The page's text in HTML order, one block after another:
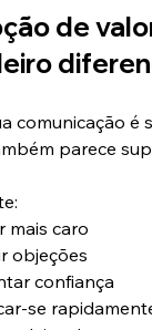
de
comunicação é
parece
mais caro
objeções
confiança
se